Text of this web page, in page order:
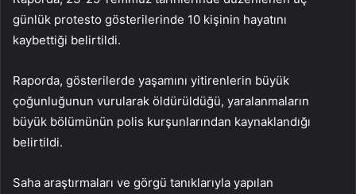
günlük protesto gösterilerinde 10 kişinin hayatını
kaybettiği belirtildi.
Raporda, gösterilerde yaşamını yitirenlerin büyük
çoğunluğunun vurularak öldürüldüğü, yaralanmaların
büyük bölümünün polis kurşunlarından kaynaklandığı
belirtildi.
Saha araştırmaları ve görgü tanıklarıyla yapılan